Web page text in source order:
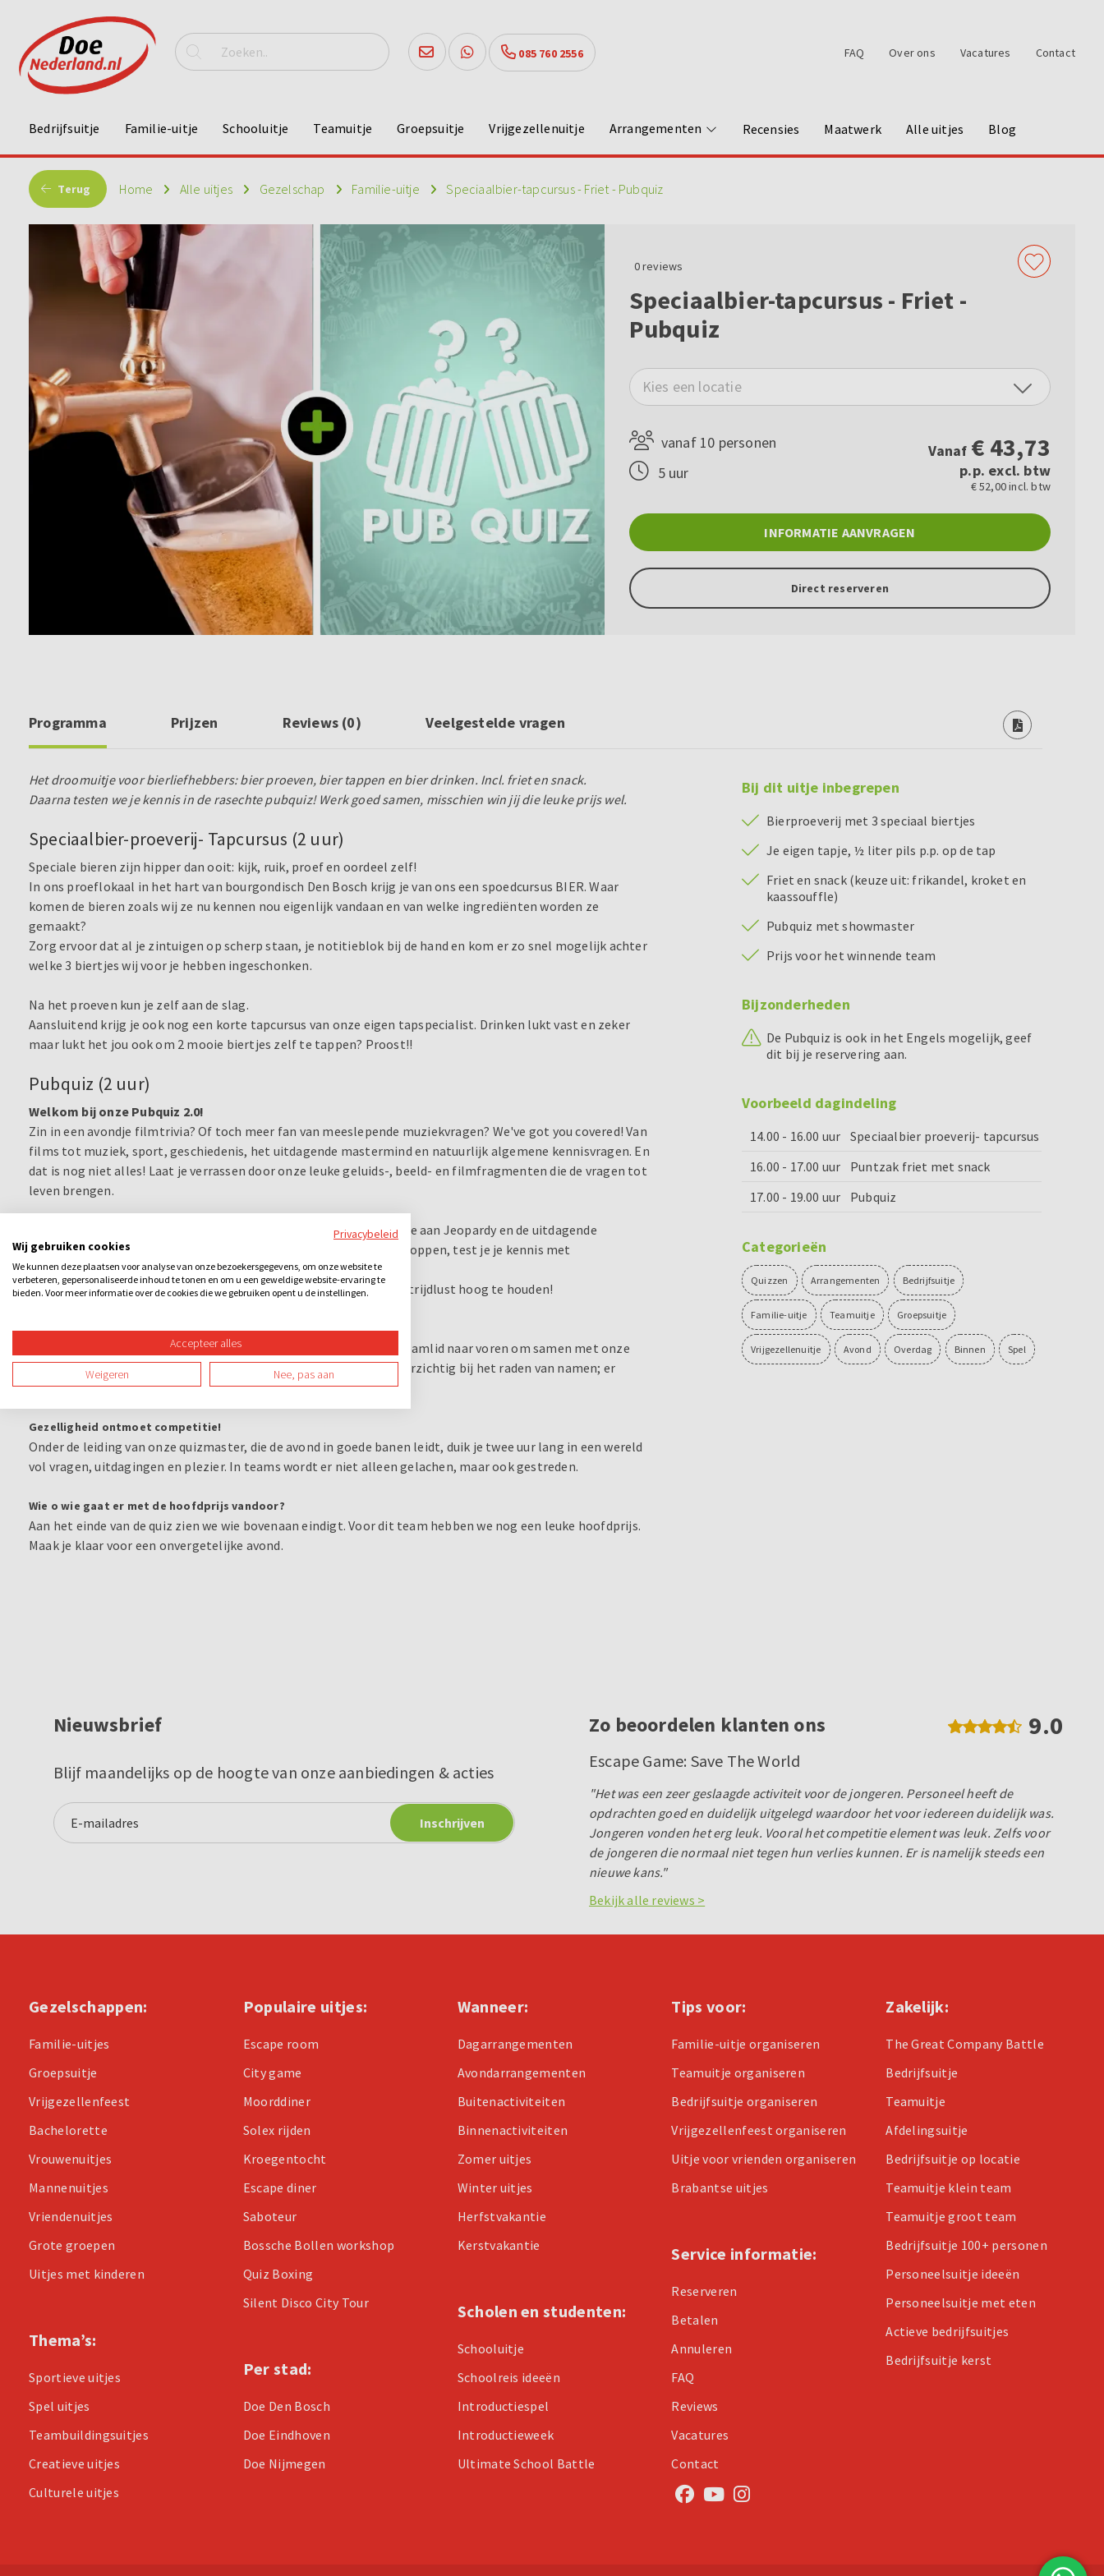
085 760 2556 FAQ Over ons Vacatures Contact
Bedrijfsuitje Familie-uitje Schooluitje Teamuitje Groepsuitje Vrijgezellenuitje Arrangementen Recensies Maatwerk Alle uitjes Blog
Terug Home Alle uitjes Gezelschap Familie-uitje Speciaalbier-tapcursus - Friet - Pubquiz
0reviews
Speciaalbier-tapcursus - Friet -
Pubquiz
Kies een locatie
vanaf 10 personen
5 uur
Vanaf € 43,73
p.p. excl. btw
€ 52,00 incl. btw
INFORMATIE AANVRAGEN
Direct reserveren
Programma Prijzen Reviews (0) Veelgestelde vragen
Het droomuitje voor bierliefhebbers: bier proeven, bier tappen en bier drinken. Incl. friet en snack.
Daarna testen we je kennis in de rasechte pubquiz! Werk goed samen, misschien win jij die leuke prijs wel.
Speciaalbier-proeverij- Tapcursus (2 uur)
Speciale bieren zijn hipper dan ooit: kijk, ruik, proef en oordeel zelf!
In ons proeflokaal in het hart van bourgondisch Den Bosch krijg je van ons een spoedcursus BIER. Waar
komen de bieren zoals wij ze nu kennen nou eigenlijk vandaan en van welke ingrediënten worden ze
gemaakt?
Zorg ervoor dat al je zintuigen op scherp staan, je notitieblok bij de hand en kom er zo snel mogelijk achter
welke 3 biertjes wij voor je hebben ingeschonken.
Na het proeven kun je zelf aan de slag.
Aansluitend krijg je ook nog een korte tapcursus van onze eigen tapspecialist. Drinken lukt vast en zeker
maar lukt het jou ook om 2 mooie biertjes zelf te tappen? Proost!!
Pubquiz (2 uur)
Welkom bij onze Pubquiz 2.0!
Zin in een avondje filmtrivia? Of toch meer fan van meeslepende muziekvragen? We've got you covered! Van
films tot muziek, sport, geschiedenis, het uitdagende mastermind en natuurlijk algemene kennisvragen. En
dat is nog niet alles! Laat je verrassen door onze leuke geluids-, beeld- en filmfragmenten die de vragen tot
leven brengen.
Maar er is meer! Doe mee aan onze spannende paardenrace, waag je aan Jeopardy en de uitdagende
hoger/lager vragen. Tijdens de Pubquiz maak je gebruik van quizknoppen, test je je kennis met
meerkeuzevragen en bewijs je wie de snelste drukker is.
En natuurlijk, tussendoor houden we de tussenstand bij om jullie strijdlust hoog te houden!
Actie en plezier!
Tijdens onze doe-opdrachten is plezier gegarandeerd. Stuur een teamlid naar voren om samen met onze
enthousiaste huisvriend Harry thema's uit te beelden. En wees voorzichtig bij het raden van namen; er
liggen verboden woorden op de loer!
Gezelligheid ontmoet competitie!
Onder de leiding van onze quizmaster, die de avond in goede banen leidt, duik je twee uur lang in een wereld
vol vragen, uitdagingen en plezier. In teams wordt er niet alleen gelachen, maar ook gestreden.
Wie o wie gaat er met de hoofdprijs vandoor?
Aan het einde van de quiz zien we wie bovenaan eindigt. Voor dit team hebben we nog een leuke hoofdprijs.
Maak je klaar voor een onvergetelijke avond.
Bij dit uitje inbegrepen
Bierproeverij met 3 speciaal biertjes
Je eigen tapje, ½ liter pils p.p. op de tap
Friet en snack (keuze uit: frikandel, kroket en
kaassouffle)
Pubquiz met showmaster
Prijs voor het winnende team
Bijzonderheden
De Pubquiz is ook in het Engels mogelijk, geef
dit bij je reservering aan.
Voorbeeld dagindeling
14.00 - 16.00 uur
Speciaalbier proeverij- tapcursus
16.00 - 17.00 uur
Puntzak friet met snack
17.00 - 19.00 uur
Pubquiz
Categorieën
Quizzen Arrangementen Bedrijfsuitje
Familie-uitje Teamuitje Groepsuitje
Vrijgezellenuitje Avond Overdag Binnen Spel
Nieuwsbrief
Blijf maandelijks op de hoogte van onze aanbiedingen & acties
Zo beoordelen klanten ons 9.0
Escape Game: Save The World
"Het was een zeer geslaagde activiteit voor de jongeren. Personeel heeft de
opdrachten goed en duidelijk uitgelegd waardoor het voor iedereen duidelijk was.
Jongeren vonden het erg leuk. Vooral het competitie element was leuk. Zelfs voor
de jongeren die normaal niet tegen hun verlies kunnen. Er is namelijk steeds een
nieuwe kans."
Bekijk alle reviews >
Gezelschappen:
Familie-uitjes
Groepsuitje
Vrijgezellenfeest
Bachelorette
Vrouwenuitjes
Mannenuitjes
Vriendenuitjes
Grote groepen
Uitjes met kinderen
Thema’s:
Sportieve uitjes
Spel uitjes
Teambuildingsuitjes
Creatieve uitjes
Culturele uitjes
Populaire uitjes:
Escape room
City game
Moorddiner
Solex rijden
Kroegentocht
Escape diner
Saboteur
Bossche Bollen workshop
Quiz Boxing
Silent Disco City Tour
Per stad:
Doe Den Bosch
Doe Eindhoven
Doe Nijmegen
Wanneer:
Dagarrangementen
Avondarrangementen
Buitenactiviteiten
Binnenactiviteiten
Zomer uitjes
Winter uitjes
Herfstvakantie
Kerstvakantie
Scholen en studenten:
Schooluitje
Schoolreis ideeën
Introductiespel
Introductieweek
Ultimate School Battle
Tips voor:
Familie-uitje organiseren
Teamuitje organiseren
Bedrijfsuitje organiseren
Vrijgezellenfeest organiseren
Uitje voor vrienden organiseren
Brabantse uitjes
Service informatie:
Reserveren
Betalen
Annuleren
FAQ
Reviews
Vacatures
Contact
Zakelijk:
The Great Company Battle
Bedrijfsuitje
Teamuitje
Afdelingsuitje
Bedrijfsuitje op locatie
Teamuitje klein team
Teamuitje groot team
Bedrijfsuitje 100+ personen
Personeelsuitje ideeën
Personeelsuitje met eten
Actieve bedrijfsuitjes
Bedrijfsuitje kerst
Privacybeleid
Wij gebruiken cookies
We kunnen deze plaatsen voor analyse van onze bezoekersgegevens, om onze website te
verbeteren, gepersonaliseerde inhoud te tonen en om u een geweldige website-ervaring te
bieden. Voor meer informatie over de cookies die we gebruiken opent u de instellingen.
Accepteer alles
Weigeren Nee, pas aan